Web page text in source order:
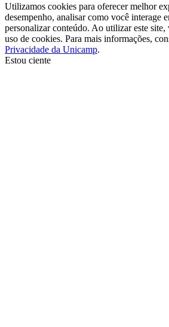
Utilizamos cookies para oferecer melhor
desempenho, analisar como você interage
personalizar conteúdo. Ao utilizar este
uso de cookies. Para mais informações,
Privacidade da Unicamp.
Estou ciente